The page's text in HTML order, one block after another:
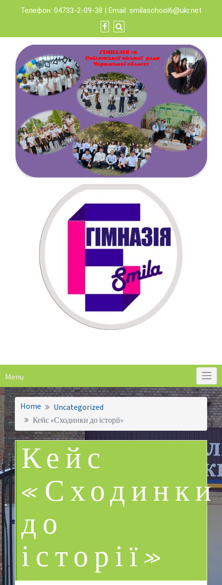
content
Телефон: 04733-2-09-38 | Email: smilaschool6@ukr.net
Menu
Home
Uncategorized
Кейс «Сходинки до історії»
Кейс
«Сходинки
до
історії»